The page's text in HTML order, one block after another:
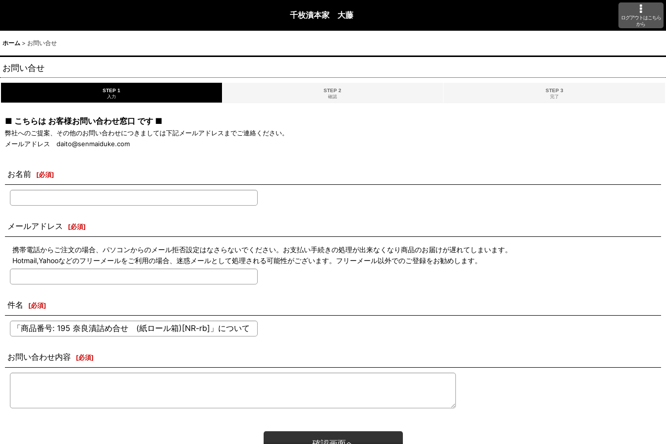
千枚漬本家 大藤
ログアウトはこちら
から
ホーム > お問い合せ
お問い合せ
STEP 1
入力
STEP 2
確認
STEP 3
完了
■ こちらは お客様お問い合わせ窓口 です ■
弊社へのご提案、その他のお問い合わせにつきましては下記メールアドレスまでご連絡ください。
メールアドレス daito@senmaiduke.com
お名前 [必須]
メールアドレス [必須]
携帯電話からご注文の場合、パソコンからのメール拒否設定はなさらないでください。お支払い手続きの処理が出来なくなり商品のお届けが遅れてしまいます。
Hotmail,Yahooなどのフリーメールをご利用の場合、迷惑メールとして処理される可能性がございます。フリーメール以外でのご登録をお勧めします。
件名 [必須]
お問い合わせ内容 [必須]